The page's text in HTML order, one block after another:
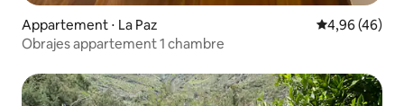
Appartement ⋅ La Paz Évaluation
4,96 (46)
Obrajes appartement 1 chambre